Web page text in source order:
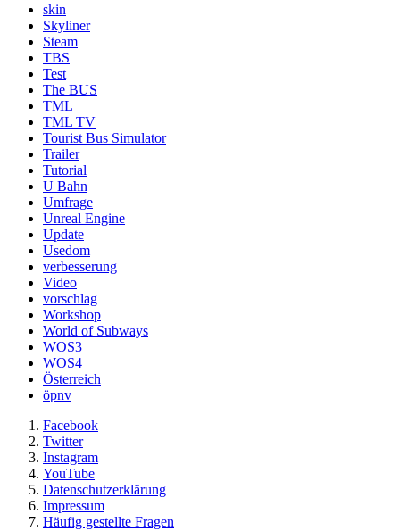
skin
Skyliner
Steam
TBS
Test
The BUS
TML
TML TV
Tourist Bus Simulator
Trailer
Tutorial
U Bahn
Umfrage
Unreal Engine
Update
Usedom
verbesserung
Video
vorschlag
Workshop
World of Subways
WOS3
WOS4
Österreich
öpnv
Facebook
Twitter
Instagram
YouTube
Datenschutzerklärung
Impressum
Häufig gestellte Fragen